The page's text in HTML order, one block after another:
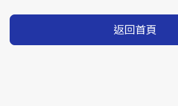
返回首頁